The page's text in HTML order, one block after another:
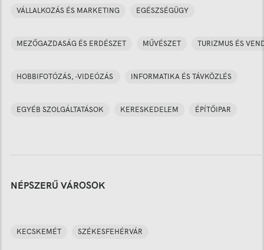
VÁLLALKOZÁS ÉS MARKETING EGÉSZSÉGÜGY
MEZŐGAZDASÁG ÉS ERDÉSZET MŰVÉSZET TURIZMUS ÉS
HOBBIFOTÓZÁS, -VIDEÓZÁS INFORMATIKA ÉS TÁVKÖZLÉS
EGYÉB SZOLGÁLTATÁSOK KERESKEDELEM ÉPÍTŐIPAR
NÉPSZERŰ VÁROSOK
KECSKEMÉT SZÉKESFEHÉRVÁR